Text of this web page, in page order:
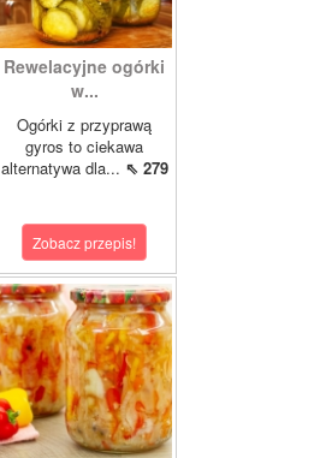
Rewelacyjne ogórki
w...
Ogórki z przyprawą
gyros to ciekawa
alternatywa dla... ⇖ 279
Zobacz przepis!